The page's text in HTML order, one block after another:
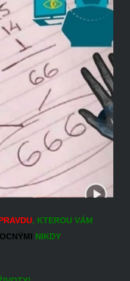
, KTEROU VÁM
NIKDY